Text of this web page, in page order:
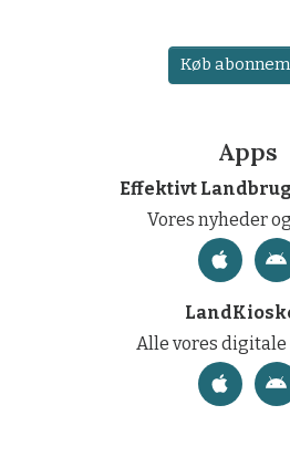
Køb
Apps
Effektivt
Vores nyheder
Alle vores digitale